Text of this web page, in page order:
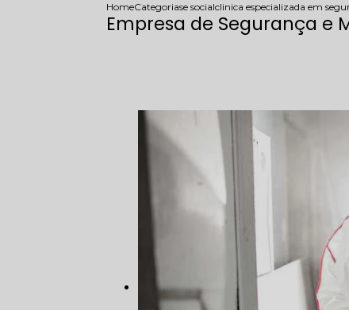
HomeCategoriase socialclinica especializada em
Empresa de Segurança e